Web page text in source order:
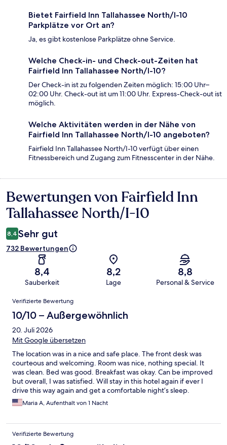
Bietet Fairfield Inn Tallahassee North/I-10
Parkplätze vor Ort an?
Ja, es gibt kostenlose Parkplätze ohne Service.
Welche Check-in- und Check-out-Zeiten hat
Fairfield Inn Tallahassee North/I-10?
Der Check-in ist zu folgenden Zeiten möglich: 15:00 Uhr–
02:00 Uhr. Check-out ist um 11:00 Uhr. Express-Check-out ist
möglich.
Welche Aktivitäten werden in der Nähe von
Fairfield Inn Tallahassee North/I-10 angeboten?
Fairfield Inn Tallahassee North/I-10 verfügt über einen
Fitnessbereich und Zugang zum Fitnesscenter in der Nähe.
Bewertungen
Bewertungen von Fairfield Inn
Tallahassee North/I-10
8,4 Sehr gut
732 Bewertungen
8,4
Sauberkeit
8,2
Lage
8,8
Personal & Service
Bewertungen
Verifizierte Bewertung
10/10 – Außergewöhnlich
20. Juli 2026
Mit Google übersetzen
The location was in a nice and safe place. The front desk was
courteous and welcoming. Room was nice, nothing special. It
was clean. Bed was good. Breakfast was okay. Can be improved
but overall, I was satisfied. Will stay in this hotel again if ever I
drive this way again and get a comfortable night’s sleep.
Maria A, Aufenthalt von 1 Nacht
Verifizierte Bewertung